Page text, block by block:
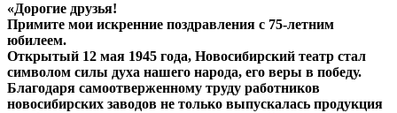
«Дорогие друзья!
Примите мои искренние поздравления с 75-летним
юбилеем.
Открытый 12 мая 1945 года, Новосибирский театр стал
символом силы духа нашего народа, его веры в победу.
Благодаря самоотверженному труду работников
новосибирских заводов не только выпускалась продукция